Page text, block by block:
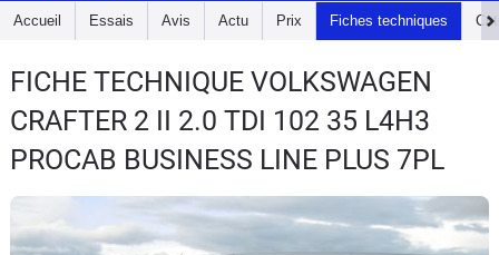
Essais
Guide
d'achat
Electriques
Accueil Essais Avis Actu Prix Fiches techniques
FICHE TECHNIQUE VOLKSWAGEN
CRAFTER 2 II 2.0 TDI 102 35 L4H3
PROCAB BUSINESS LINE PLUS 7PL